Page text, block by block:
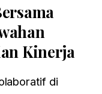
Kinerja
di